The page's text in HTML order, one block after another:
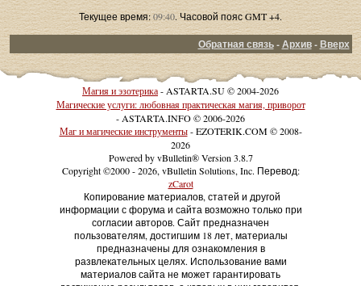
Текущее время:09:40. Часовой пояс GMT +4.
Обратная связь-Архив-Вверх
Магия и эзотерика- ASTARTA.SU © 2004-2026
Магические услуги: любовная практическая магия, приворот
- ASTARTA.INFO © 2006-2026
Маг и магические инструменты- EZOTERIK.COM © 2008-
2026
Powered by vBulletin® Version 3.8.7
Copyright ©2000 - 2026, vBulletin Solutions, Inc. Перевод:
zCarot
Копирование материалов, статей и другой
информации с форума и сайта возможно только при
согласии авторов. Сайт предназначен
пользователям, достигшим 18 лет, материалы
предназначены для ознакомления в
развлекательных целях. Использование вами
материалов сайта не может гарантировать